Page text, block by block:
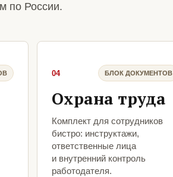
по России.
04 БЛОК ДОКУМЕНТОВ
Охрана труда
Комплект для сотрудников
бистро: инструктажи,
ответственные лица
и внутренний контроль
работодателя.